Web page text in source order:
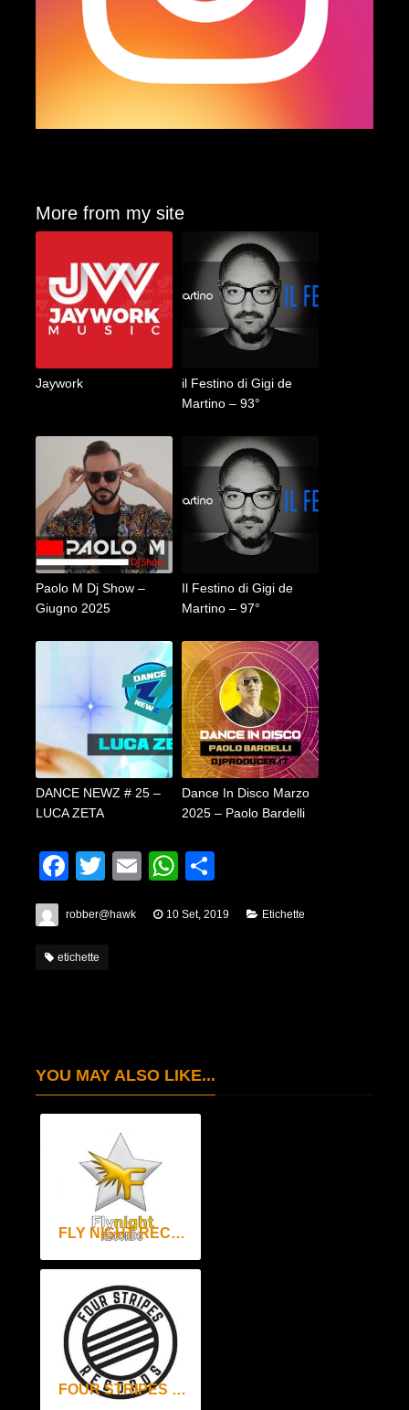
More from my site
Jaywork
il Festino di Gigi de
Martino – 93°
Paolo M Dj Show –
Giugno 2025
Il Festino di Gigi de
Martino – 97°
DANCE NEWZ # 25 –
LUCA ZETA
Dance In Disco Marzo
2025 – Paolo Bardelli
Facebook
Twitter
EmailWhatsApp
robber@hawk 10 Set, 2019 Etichette
etichette
YOU MAY ALSO LIKE...
FLY NIGHT RECORDS
FOUR STRIPES RECORDS